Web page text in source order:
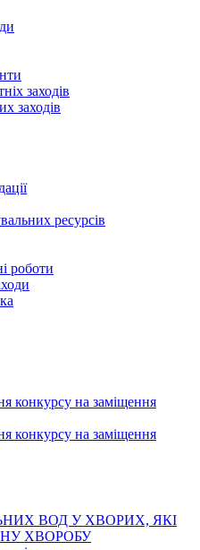
заходів
заходів
ресурсів
роботи
на заміщення
на заміщення
ВОД У ХВОРИХ, ЯКІ
ХВОРОБУ